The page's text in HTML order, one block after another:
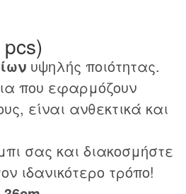
υψηλής ποιότητας.
που εφαρμόζουν
είναι ανθεκτικά και
σας και διακοσμήστε
ιδανικότερο τρόπο!